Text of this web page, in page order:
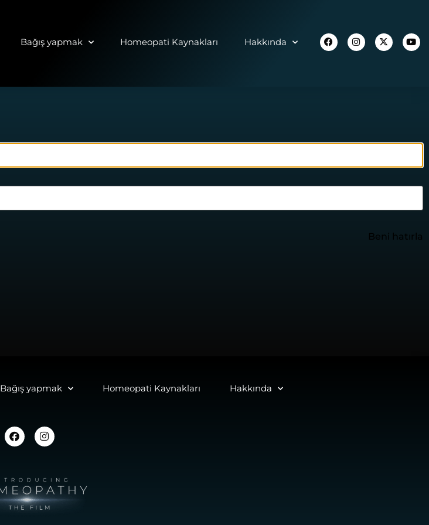
Bağış yapmak Homeopati Kaynakları Hakkında
Beni hatırla
Bağış yapmak Homeopati Kaynakları Hakkında